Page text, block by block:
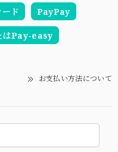
ド PayPay
はPay-easy
お支払い方法について